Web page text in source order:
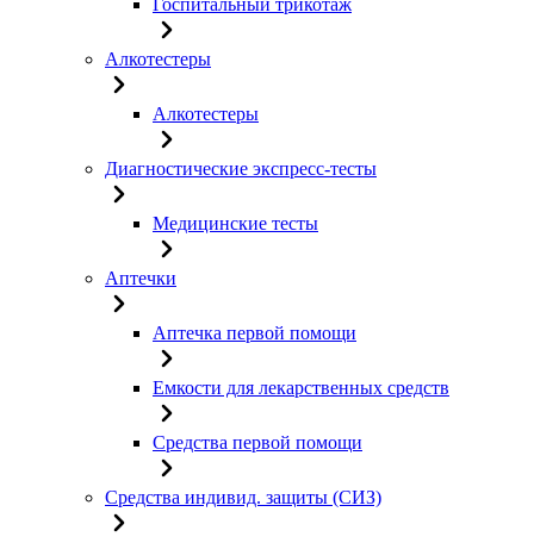
Госпитальный трикотаж
Алкотестеры
Алкотестеры
Диагностические экспресс-тесты
Медицинские тесты
Аптечки
Аптечка первой помощи
Емкости для лекарственных средств
Средства первой помощи
Средства индивид. защиты (СИЗ)